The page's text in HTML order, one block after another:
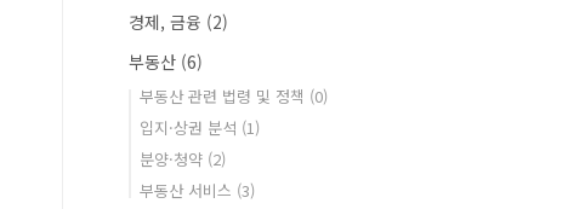
경제, 금융 (2)
부동산 (6)
부동산 관련 법령 및 정책 (0)
입지·상권 분석 (1)
분양·청약 (2)
부동산 서비스 (3)